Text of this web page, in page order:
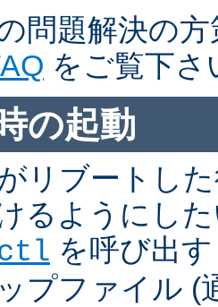
問題解決の
をご覧下さ
の起動
リブートし
るようにし
を呼び出
プファイル (